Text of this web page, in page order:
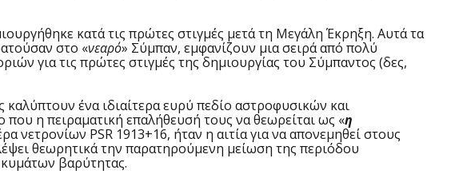
κατά τις πρώτες στιγμές μετά τη Μεγάλη Έκρηξη. Αυτά τα
στο «νεαρό» Σύμπαν, εμφανίζουν μια σειρά από πολύ
για τις πρώτες στιγμές της δημιουργίας του Σύμπαντος (δες,
ένα ιδιαίτερα ευρύ πεδίο αστροφυσικών και
η πειραματική επαλήθευσή τους να θεωρείται ως «η
PSR 1913+16, ήταν η αιτία για να απονεμηθεί στους
θεωρητικά την παρατηρούμενη μείωση της περιόδου
βαρύτητας.